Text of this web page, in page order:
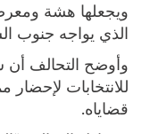
ويجعلها هشة
الذي يواجه جنوب
وأوضح التحالف
للانتخابات لإحضار
قضاياه.